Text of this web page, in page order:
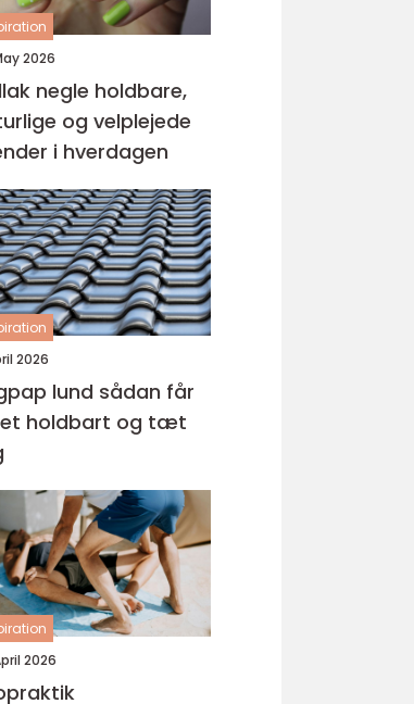
2026
negle holdbare,
og velplejede
i hverdagen
2026
lund sådan får
holdbart og tæt
2026